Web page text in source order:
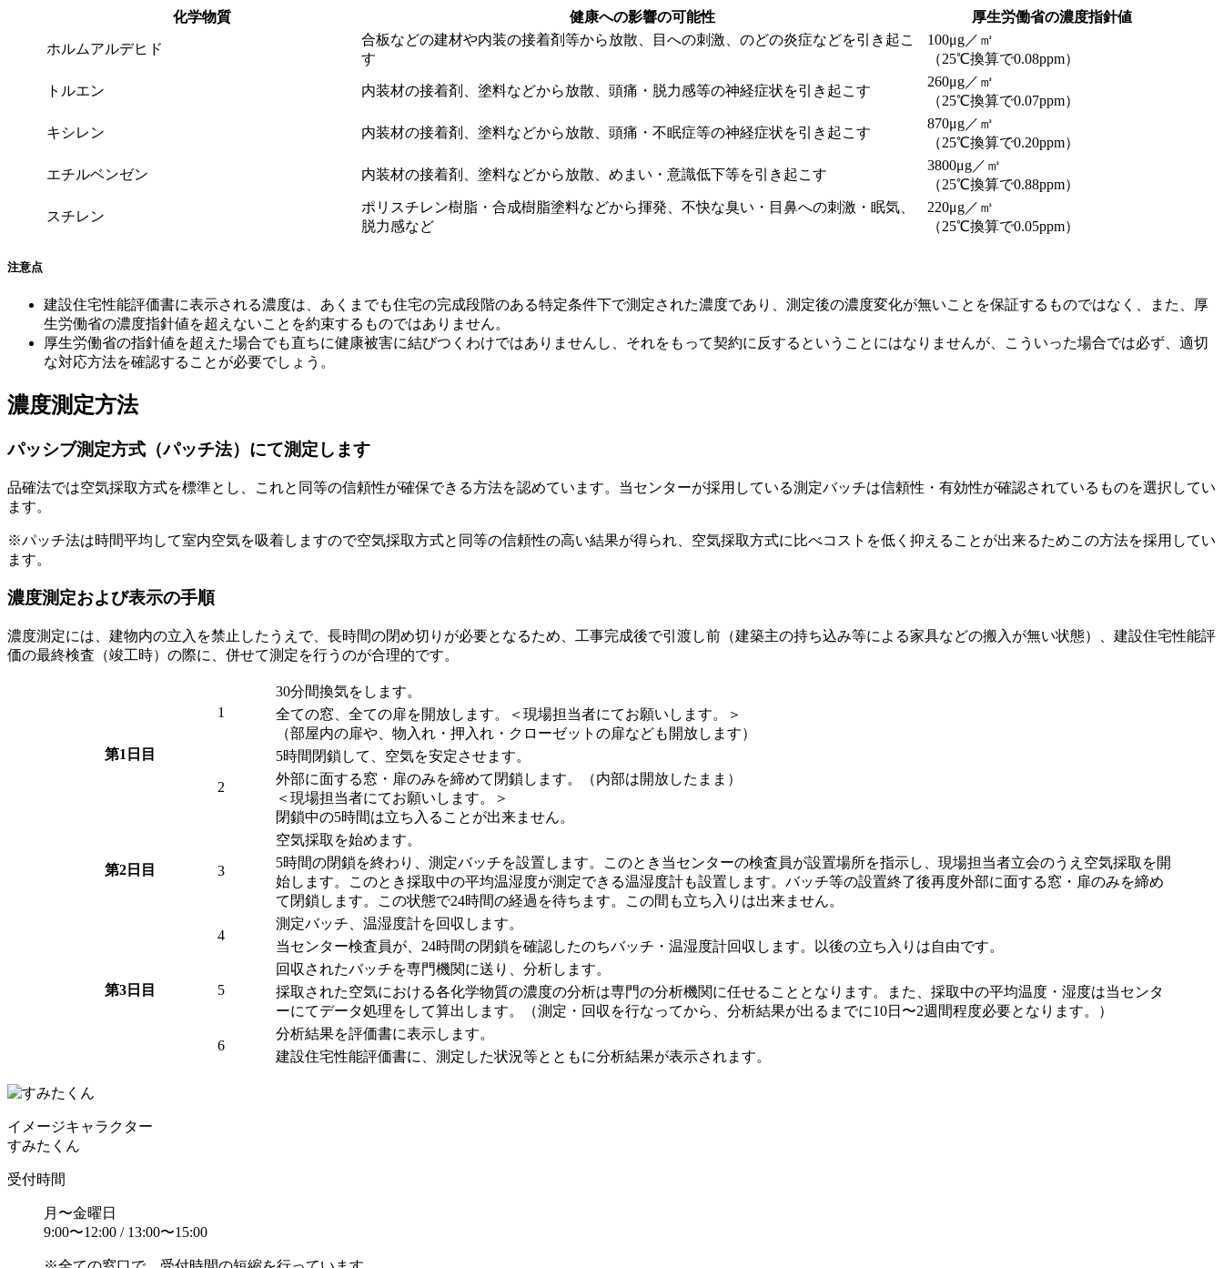
化学物質 健康への影響の可能性 厚生労働省の濃度指針値
ホルムアルデヒド
合板などの建材や内装の接着剤等から放散、目への刺激、のどの炎症などを引き起こ
す
100μg／㎥
（25℃換算で0.08ppm）
トルエン 内装材の接着剤、塗料などから放散、頭痛・脱力感等の神経症状を引き起こす
260μg／㎥
（25℃換算で0.07ppm）
キシレン 内装材の接着剤、塗料などから放散、頭痛・不眠症等の神経症状を引き起こす
870μg／㎥
（25℃換算で0.20ppm）
エチルベンゼン 内装材の接着剤、塗料などから放散、めまい・意識低下等を引き起こす
3800μg／㎥
（25℃換算で0.88ppm）
スチレン
ポリスチレン樹脂・合成樹脂塗料などから揮発、不快な臭い・目鼻への刺激・眠気、
脱力感など
220μg／㎥
（25℃換算で0.05ppm）
注意点
建設住宅性能評価書に表示される濃度は、あくまでも住宅の完成段階のある特定条件下で測定された濃度であり、測定後の濃度変化が無いことを保証するものではなく、また、厚
生労働省の濃度指針値を超えないことを約束するものではありません。
厚生労働省の指針値を超えた場合でも直ちに健康被害に結びつくわけではありませんし、それをもって契約に反するということにはなりませんが、こういった場合では必ず、適切
な対応方法を確認することが必要でしょう。
濃度測定方法
パッシブ測定方式（パッチ法）にて測定します
品確法では空気採取方式を標準とし、これと同等の信頼性が確保できる方法を認めています。当センターが採用している測定バッチは信頼性・有効性が確認されているものを選択してい
ます。
※パッチ法は時間平均して室内空気を吸着しますので空気採取方式と同等の信頼性の高い結果が得られ、空気採取方式に比べコストを低く抑えることが出来るためこの方法を採用してい
ます。
濃度測定および表示の手順
濃度測定には、建物内の立入を禁止したうえで、長時間の閉め切りが必要となるため、工事完成後で引渡し前（建築主の持ち込み等による家具などの搬入が無い状態）、建設住宅性能評
価の最終検査（竣工時）の際に、併せて測定を行うのが合理的です。
第1日目
1
30分間換気をします。
全ての窓、全ての扉を開放します。
＜現場担当者にてお願いします。＞
（部屋内の扉や、物入れ・押入れ・クローゼットの扉なども開放します）
2
5時間閉鎖して、空気を安定させます。
外部に面する窓・扉のみを締めて閉鎖します。（内部は開放したまま）
＜現場担当者にてお願いします。＞
閉鎖中の5時間は立ち入ることが出来ません。
第2日目 3
空気採取を始めます。
5時間の閉鎖を終わり、測定バッチを設置します。このとき当センターの検査員が設置場所を指示し、現場担当者立会のうえ空気採取を開
始します。このとき採取中の平均温湿度が測定できる温湿度計も設置します。バッチ等の設置終了後再度外部に面する窓・扉のみを締め
て閉鎖します。この状態で24時間の経過を待ちます。この間も立ち入りは出来ません。
第3日目
4
測定バッチ、温湿度計を回収します。
当センター検査員が、24時間の閉鎖を確認したのちバッチ・温湿度計回収します。以後の立ち入りは自由です。
5
回収されたバッチを専門機関に送り、分析します。
採取された空気における各化学物質の濃度の分析は専門の分析機関に任せることとなります。また、採取中の平均温度・湿度は当センタ
ーにてデータ処理をして算出します。（測定・回収を行なってから、分析結果が出るまでに10日〜2週間程度必要となります。）
6
分析結果を評価書に表示します。
建設住宅性能評価書に、測定した状況等とともに分析結果が表示されます。
イメージキャラクター
すみたくん
受付時間
月〜金曜日
9:00〜12:00 / 13:00〜15:00